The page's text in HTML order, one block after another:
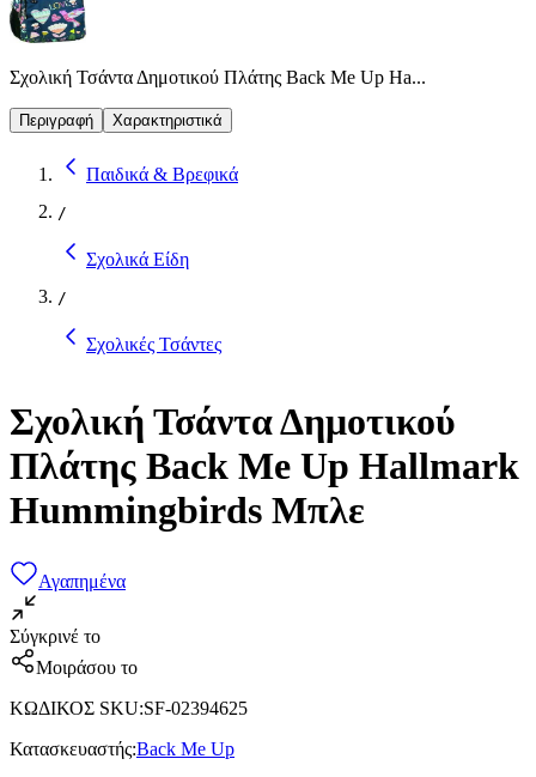
Σχολική Τσάντα Δημοτικού Πλάτης Back Me Up Ha...
Περιγραφή Χαρακτηριστικά
Παιδικά & Βρεφικά
/
Σχολικά Είδη
/
Σχολικές Τσάντες
Σχολική Τσάντα Δημοτικού
Πλάτης Back Me Up Hallmark
Hummingbirds Μπλε
Αγαπημένα
Σύγκρινέ το
Μοιράσου το
ΚΩΔΙΚΟΣ SKU:SF-02394625
Κατασκευαστής:Back Me Up